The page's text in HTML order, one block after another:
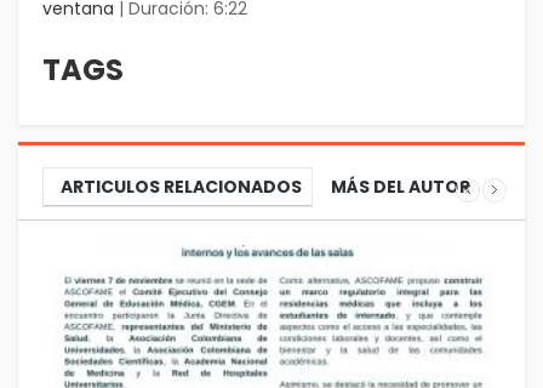
ventana | Duración: 6:22
TAGS
ARTICULOS RELACIONADOS MÁS DEL AUTOR